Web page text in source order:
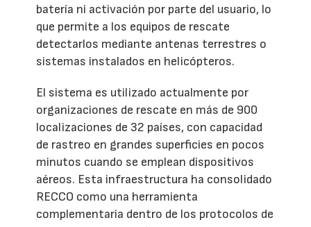
batería ni activación por parte del usuario, lo
que permite a los equipos de rescate
detectarlos mediante antenas terrestres o
sistemas instalados en helicópteros.
El sistema es utilizado actualmente por
organizaciones de rescate en más de 900
localizaciones de 32 países, con capacidad
de rastreo en grandes superficies en pocos
minutos cuando se emplean dispositivos
aéreos. Esta infraestructura ha consolidado
RECCO como una herramienta
complementaria dentro de los protocolos de